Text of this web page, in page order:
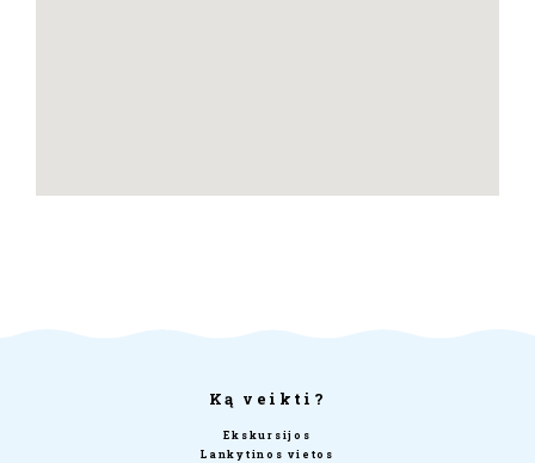
Ką veikti?
Ekskursijos
Lankytinos vietos